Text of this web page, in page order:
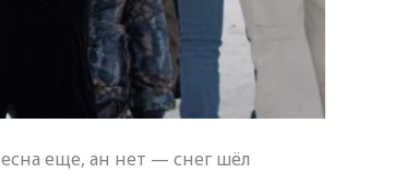
еще, ан нет — снег шёл